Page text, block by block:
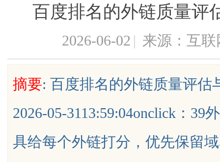
百度排名的外链质量评
2026-06-02 | 来源：互联
摘要: 百度排名的外链质量评估
2026-05-3113:59:04onclick：
具给每个外链打分，优先保留
据知识产权登记扫清 公司离不开版权律师